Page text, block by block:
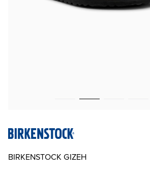
BIRKENSTOCK GIZEH